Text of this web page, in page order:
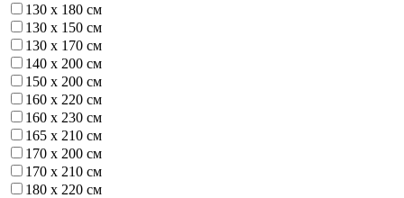
130 x 180 см
130 х 150 см
130 х 170 см
140 х 200 см
150 х 200 см
160 x 220 см
160 x 230 см
165 х 210 см
170 х 200 см
170 х 210 см
180 х 220 см